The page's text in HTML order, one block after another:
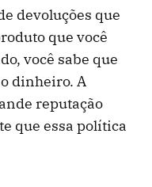
devoluções que
que você
você sabe que
dinheiro. A
reputação
que essa política